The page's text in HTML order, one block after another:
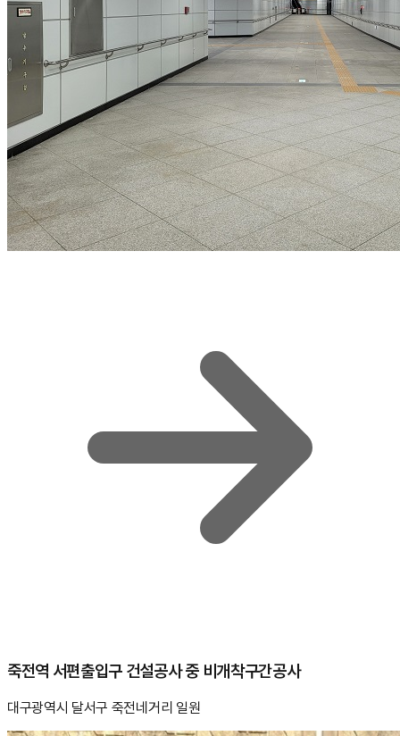
죽전역 서편출입구 건설공사 중 비개착구간공사
대구광역시 달서구 죽전네거리 일원